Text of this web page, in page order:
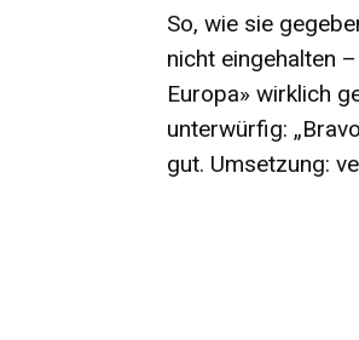
So, wie sie
nicht eingehalten
Europa» wirklich
unterwürfig:
gut. Umsetzung: